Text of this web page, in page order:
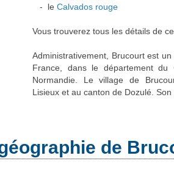
- le Calvados rouge
Vous trouverez tous les détails de
Administrativement, Brucourt est
France, dans le département
Normandie. Le village de
Lisieux et au canton de Dozulé.
de